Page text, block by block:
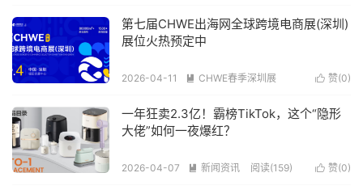
第七届CHWE出海网全球跨境电商展(深圳)
展位火热预定中
 赞(0)
2026-04-11  CHWE春季深圳展
一年狂卖2.3亿！霸榜TikTok，这个“隐形
大佬”如何一夜爆红？
 赞(0)
2026-04-07  新闻资讯 阅读(159)